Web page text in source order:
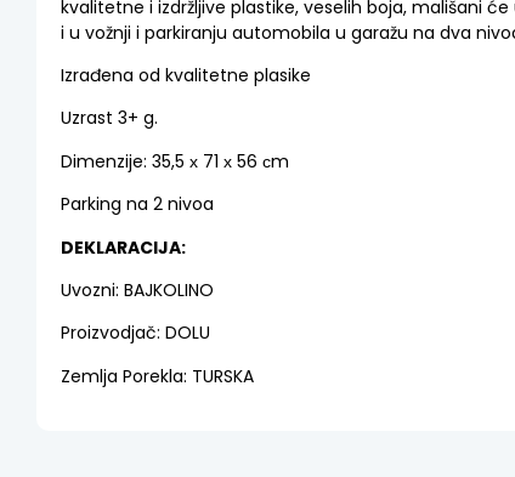
kvalitetne i izdržljive plastike, veselih boja, mališani
i u vožnji i parkiranju automobila u garažu na dva
Izrađena od kvalitetne plasike
Uzrast 3+ g.
Dimenzije: 35,5 х 71 х 56 сm
Parking na 2 nivoa
DEKLARACIJA:
Uvozni: BAJKOLINO
Proizvodjač: DOLU
Zemlja Porekla: TURSKA